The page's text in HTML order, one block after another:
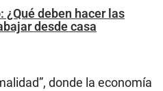
¿Qué deben hacer las
desde casa
donde la economía